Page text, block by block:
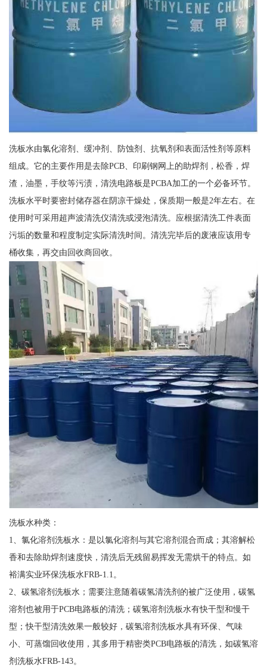
洗板水由氯化溶剂、缓冲剂、防蚀剂、抗氧剂和表面活性剂等原料
组成。它的主要作用是去除PCB、印刷钢网上的助焊剂，松香，焊
渣，油墨，手纹等污渍，清洗电路板是PCBA加工的一个必备环节。
洗板水平时要密封储存器在阴凉干燥处，保质期一般是2年左右。在
使用时可采用超声波清洗仪清洗或浸泡清洗。应根据清洗工件表面
污垢的数量和程度制定实际清洗时间。清洗完毕后的废液应该用专
桶收集，再交由回收商回收。
洗板水种类：
1、氯化溶剂洗板水：是以氯化溶剂与其它溶剂混合而成；其溶解松
香和去除助焊剂速度快，清洗后无残留易挥发无需烘干的特点。如
裕满实业环保洗板水FRB-1.1。
2、碳氢溶剂洗板水；需要注意随着碳氢清洗剂的被广泛使用，碳氢
溶剂也被用于PCB电路板的清洗；碳氢溶剂洗板水有快干型和慢干
型；快干型清洗效果一般较好，碳氢溶剂洗板水具有环保、气味
小、可蒸馏回收使用，其多用于精密类PCB电路板的清洗，如碳氢溶
剂洗板水FRB-143。